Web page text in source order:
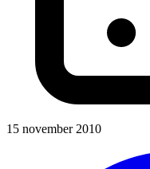
15 november 2010